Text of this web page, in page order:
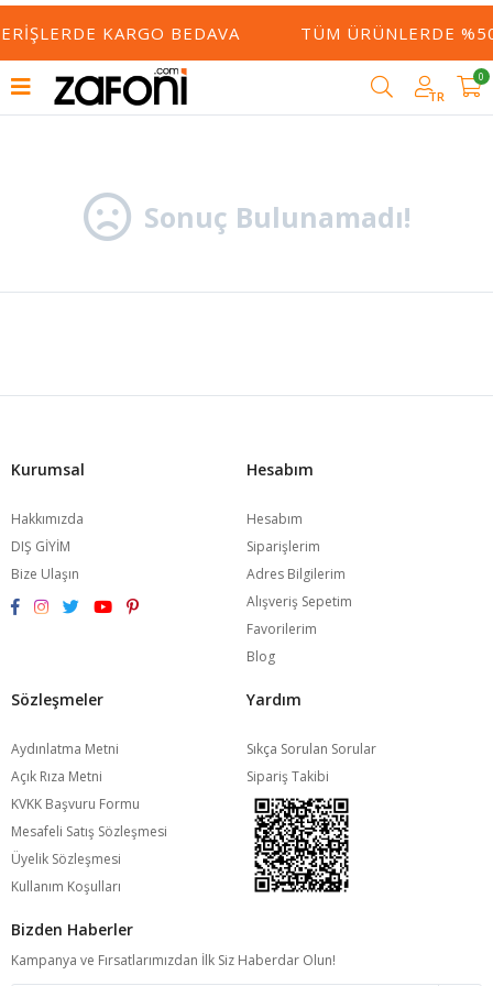
KARGO BEDAVA TÜM ÜRÜNLERDE
TR
0
Filtrele
Sonuç Bulunamadı!
Kurumsal
Hakkımızda
DIŞ GİYİM
Bize Ulaşın
Hesabım
Hesabım
Siparişlerim
Adres Bilgilerim
Alışveriş Sepetim
Favorilerim
Blog
Sözleşmeler
Aydınlatma Metni
Açık Rıza Metni
KVKK Başvuru Formu
Mesafeli Satış Sözleşmesi
Üyelik Sözleşmesi
Kullanım Koşulları
Yardım
Sıkça Sorulan Sorular
Sipariş Takibi
Bizden Haberler
Kampanya ve Fırsatlarımızdan İlk Siz Haberdar Olun!